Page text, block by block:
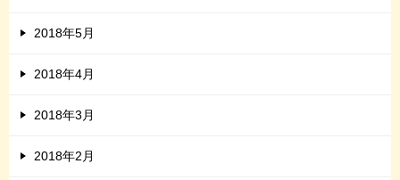
2018年5月
2018年4月
2018年3月
2018年2月